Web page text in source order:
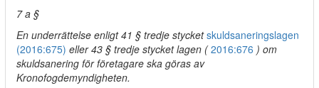
7 a §
En underrättelse enligt 41 § tredje stycketskuldsaneringslagen
(2016:675) eller 43 § tredje stycket lagen ( 2016:676 ) om
skuldsanering för företagare ska göras av
Kronofogdemyndigheten.